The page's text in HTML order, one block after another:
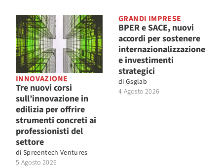
INNOVAZIONE
Tre nuovi corsi
sull’innovazione in
edilizia per offrire
strumenti concreti ai
professionisti del
settore
di Spreentech Ventures
5 Agosto 2026
GRANDI IMPRESE
BPER e SACE, nuovi
accordi per sostenere
internazionalizzazione
e investimenti
strategici
di Gsglab
4 Agosto 2026